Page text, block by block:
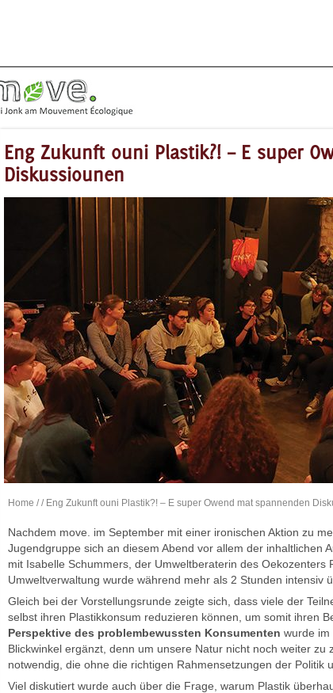
Eng Zukunft ouni Plastik?! – E super
Diskussiounen
Home // Eng Zukunft ouni Plastik?! – E super Owend mat spannenden
Nachdem move. im September mit einer ironischen Aktion zu
Jugendgruppe sich an diesem Abend vor allem der inhaltlichen
mit Isabelle Schummers, der Umweltberaterin des
Umweltverwaltung wurde während mehr als 2 Stunden intensiv
Gleich bei der Vorstellungsrunde zeigte sich, dass viele der
selbst ihren Plastikkonsum reduzieren können, um somit ihren
Perspektive des problembewussten Konsumenten wurde im
Blickwinkel ergänzt, denn um unsere Natur nicht noch weiter zu
notwendig, die ohne die richtigen Rahmensetzungen der Politik
Viel diskutiert wurde auch über die Frage, warum Plastik